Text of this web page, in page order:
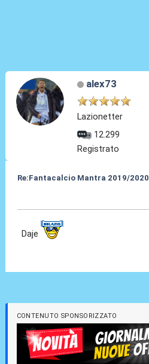
alex73
Lazionetter
12.299
Registrato
Re:Fantacalcio Mantra 2019/2020
Daje
CONTENUTO SPONSORIZZATO